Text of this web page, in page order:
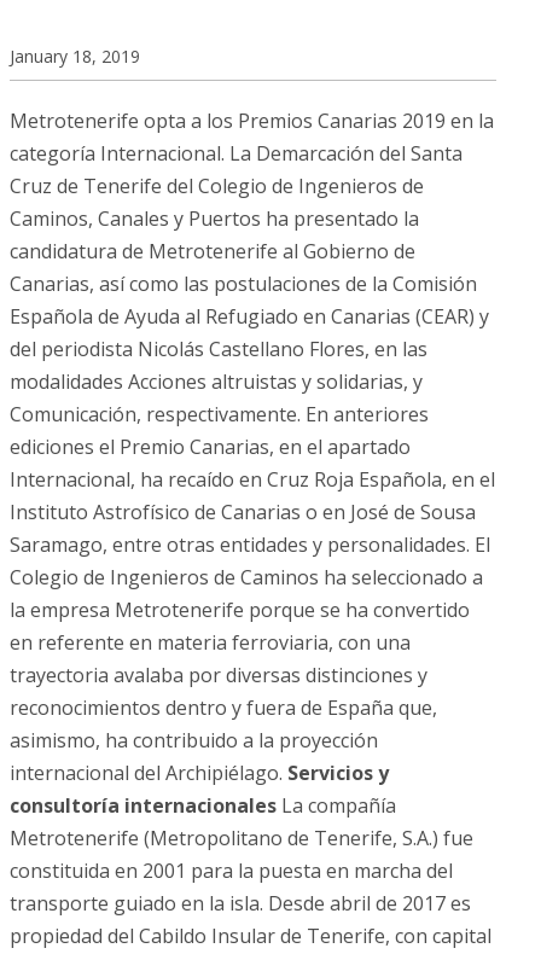
January 18, 2019
Metrotenerife opta a los Premios Canarias 2019 en la
categoría Internacional. La Demarcación del Santa
Cruz de Tenerife del Colegio de Ingenieros de
Caminos, Canales y Puertos ha presentado la
candidatura de Metrotenerife al Gobierno de
Canarias, así como las postulaciones de la Comisión
Española de Ayuda al Refugiado en Canarias (CEAR) y
del periodista Nicolás Castellano Flores, en las
modalidades Acciones altruistas y solidarias, y
Comunicación, respectivamente. En anteriores
ediciones el Premio Canarias, en el apartado
Internacional, ha recaído en Cruz Roja Española, en el
Instituto Astrofísico de Canarias o en José de Sousa
Saramago, entre otras entidades y personalidades. El
Colegio de Ingenieros de Caminos ha seleccionado a
la empresa Metrotenerife porque se ha convertido
en referente en materia ferroviaria, con una
trayectoria avalaba por diversas distinciones y
reconocimientos dentro y fuera de España que,
asimismo, ha contribuido a la proyección
internacional del Archipiélago. Servicios y
consultoría internacionales La compañía
Metrotenerife (Metropolitano de Tenerife, S.A.) fue
constituida en 2001 para la puesta en marcha del
transporte guiado en la isla. Desde abril de 2017 es
propiedad del Cabildo Insular de Tenerife, con capital